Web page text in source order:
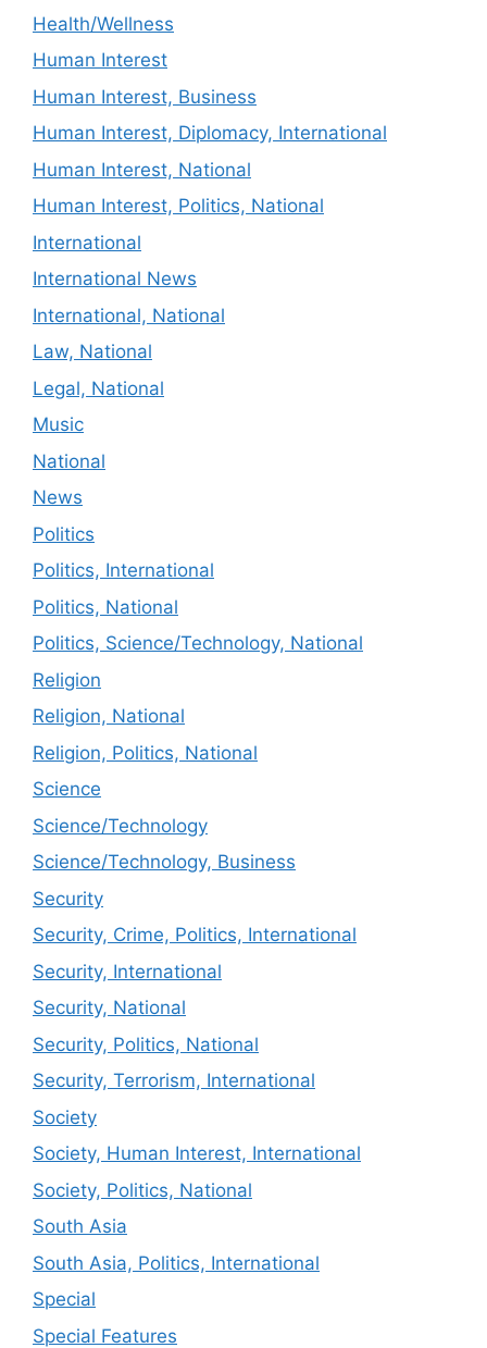
Health/Wellness
Human Interest
Human Interest, Business
Human Interest, Diplomacy, International
Human Interest, National
Human Interest, Politics, National
International
International News
International, National
Law, National
Legal, National
Music
National
News
Politics
Politics, International
Politics, National
Politics, Science/Technology, National
Religion
Religion, National
Religion, Politics, National
Science
Science/Technology
Science/Technology, Business
Security
Security, Crime, Politics, International
Security, International
Security, National
Security, Politics, National
Security, Terrorism, International
Society
Society, Human Interest, International
Society, Politics, National
South Asia
South Asia, Politics, International
Special
Special Features